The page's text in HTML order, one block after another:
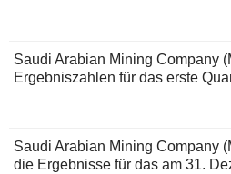
Saudi Arabian Mining Company
Ergebniszahlen für das erste
Saudi Arabian Mining Company
die Ergebnisse für das am 31.